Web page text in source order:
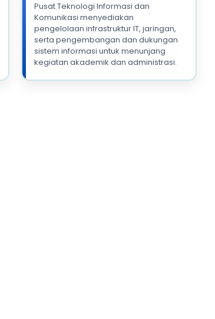
Pusat Teknologi Informasi dan
Komunikasi menyediakan
pengelolaan infrastruktur IT, jaringan,
serta pengembangan dan dukungan
sistem informasi untuk menunjang
kegiatan akademik dan administrasi.